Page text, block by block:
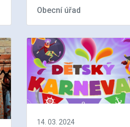
Obecní úřad
14. 03. 2024